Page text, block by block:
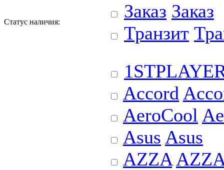
Статус наличия:
Заказ Заказ
Транзит
Accord
AeroCool
Asus Asus
AZZA